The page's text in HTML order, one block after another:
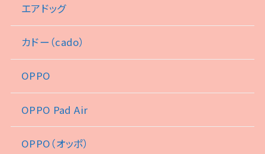
エアドッグ
カドー（cado）
OPPO
OPPO Pad Air
OPPO（オッポ）